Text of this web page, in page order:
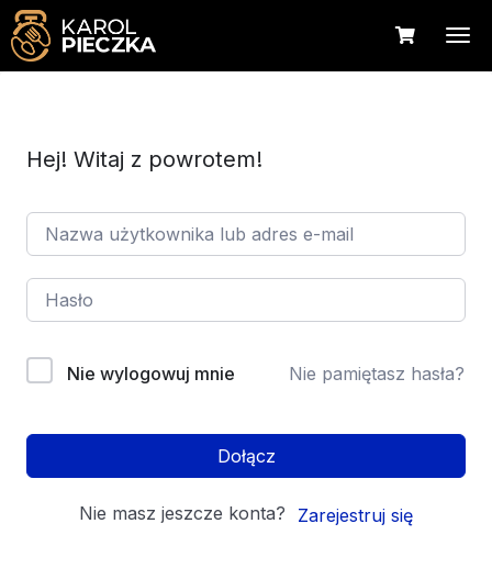
Hej! Witaj z powrotem!
Nie wylogowuj mnie Nie pamiętasz hasła?
Dołącz
Nie masz jeszcze konta? Zarejestruj się